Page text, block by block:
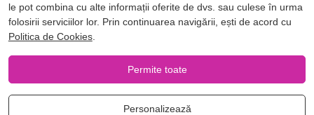
Blog
le pot combina cu alte informații oferite de dvs. sau culese în urma
folosirii serviciilor lor. Prin continuarea navigării, ești de acord cu
Politica de Cookies.
Permite toate
Personalizează